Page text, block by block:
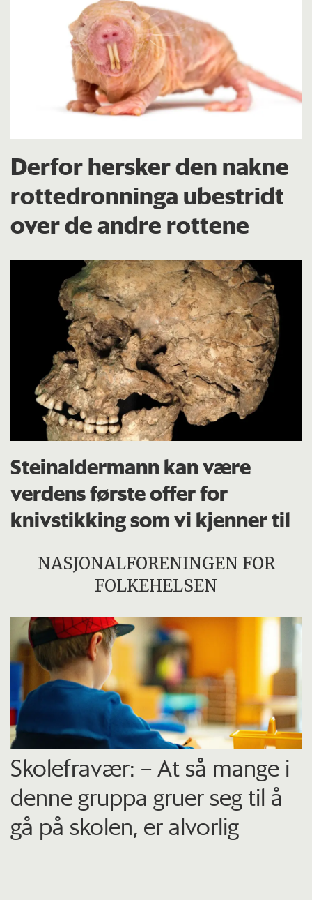
Derfor hersker den nakne
rottedronninga ubestridt
over de andre rottene
Steinaldermann kan være
verdens første offer for
knivstikking som vi kjenner til
NASJONALFORENINGEN FOR
FOLKEHELSEN
Skolefravær: – At så mange i
denne gruppa gruer seg til å
gå på skolen, er alvorlig